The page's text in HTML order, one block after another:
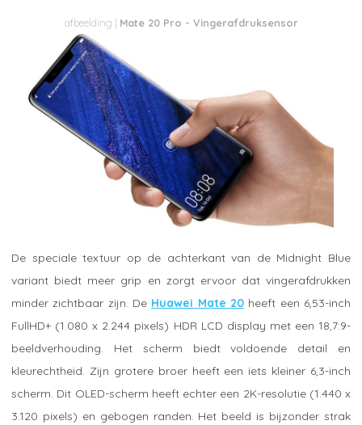
Mate 20 Pro - Vingerafdruksensor
De speciale textuur op de achterkant van de Midnight Blue
variant biedt meer grip en zorgt ervoor dat vingerafdrukken
minder zichtbaar zijn. De Huawei Mate 20 heeft een 6,53-inch
FullHD+ (1.080 x 2.244 pixels) HDR LCD display met een 18,7:9-
beeldverhouding. Het scherm biedt voldoende detail en
kleurechtheid. Zijn grotere broer heeft een iets kleiner 6,3-inch
scherm. Dit OLED-scherm heeft echter een 2K-resolutie (1.440 x
3.120 pixels) en gebogen randen. Het beeld is bijzonder strak